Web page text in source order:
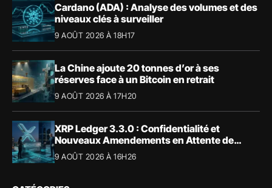
Cardano (ADA) : Analyse des volumes et des
niveaux clés à surveiller
9 AOÛT 2026 À 18H17
La Chine ajoute 20 tonnes d’or à ses
réserves face à un Bitcoin en retrait
9 AOÛT 2026 À 17H20
XRP Ledger 3.3.0 : Confidentialité et
Nouveaux Amendements en Attente de
Validation
9 AOÛT 2026 À 16H26